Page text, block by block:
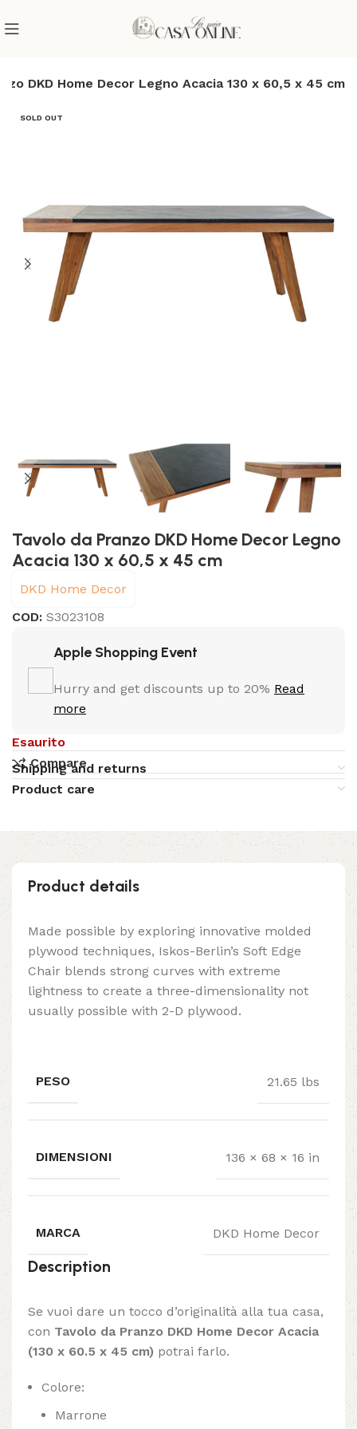
DKD Home Decor Legno Acacia 130 x 60,5 x 45 cm
SOLD OUT
Tavolo da Pranzo DKD Home Decor Legno
Acacia 130 x 60,5 x 45 cm
DKD Home Decor
COD:S3023108
Apple Shopping Event
Hurry and get discounts up to 20% Read
more
Esaurito
Compare
Shipping and returns
Product care
Product details
Made possible by exploring innovative molded
plywood techniques, Iskos-Berlin’s Soft Edge
Chair blends strong curves with extreme
lightness to create a three-dimensionality not
usually possible with 2-D plywood.
PESO 21.65 lbs
DIMENSIONI 136 × 68 × 16 in
MARCA DKD Home Decor
Description
Se vuoi dare un tocco d’originalità alla tua casa,
con Tavolo da Pranzo DKD Home Decor Acacia
(130 x 60.5 x 45 cm) potrai farlo.
Colore:
Marrone